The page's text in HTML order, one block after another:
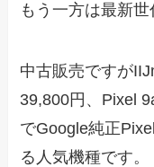
もう一方は最新世
中古販売ですが
39,800円、Pixel
でGoogle純正
る人気機種です。